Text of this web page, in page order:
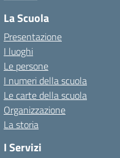
La Scuola
Presentazione
I luoghi
Le persone
I numeri della scuola
Le carte della scuola
Organizzazione
La storia
I Servizi